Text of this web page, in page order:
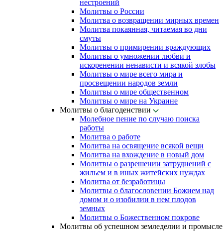
нестроений
Молитвы о России
Молитва о возвращении мирных времен
Молитва покаянная, читаемая во дни
смуты
Молитвы о примирении враждующих
Молитвы о умножении любви и
искоренении ненависти и всякой злобы
Молитвы о мире всего мира и
просвещении народов земли
Молитвы о мире общественном
Молитвы о мире на Украине
Молитвы о благоденствии
Молебное пение по случаю поиска
работы
Молитва о работе
Молитва на освящение всякой вещи
Молитва на вхождение в новый дом
Молитвы о разрешении затруднений с
жильем и в иных житейских нуждах
Молитва от безработицы
Молитвы о благословении Божием над
домом и о изобилии в нем плодов
земных
Молитвы о Божественном покрове
Молитвы об успешном земледелии и промысле